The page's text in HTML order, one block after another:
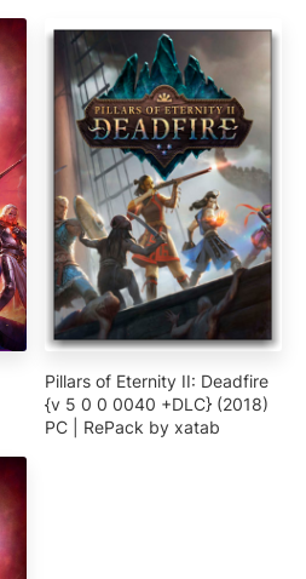
Pillars of Eternity II: Deadfire
{v 5 0 0 0040 +DLC} (2018)
PC | RePack by xatab